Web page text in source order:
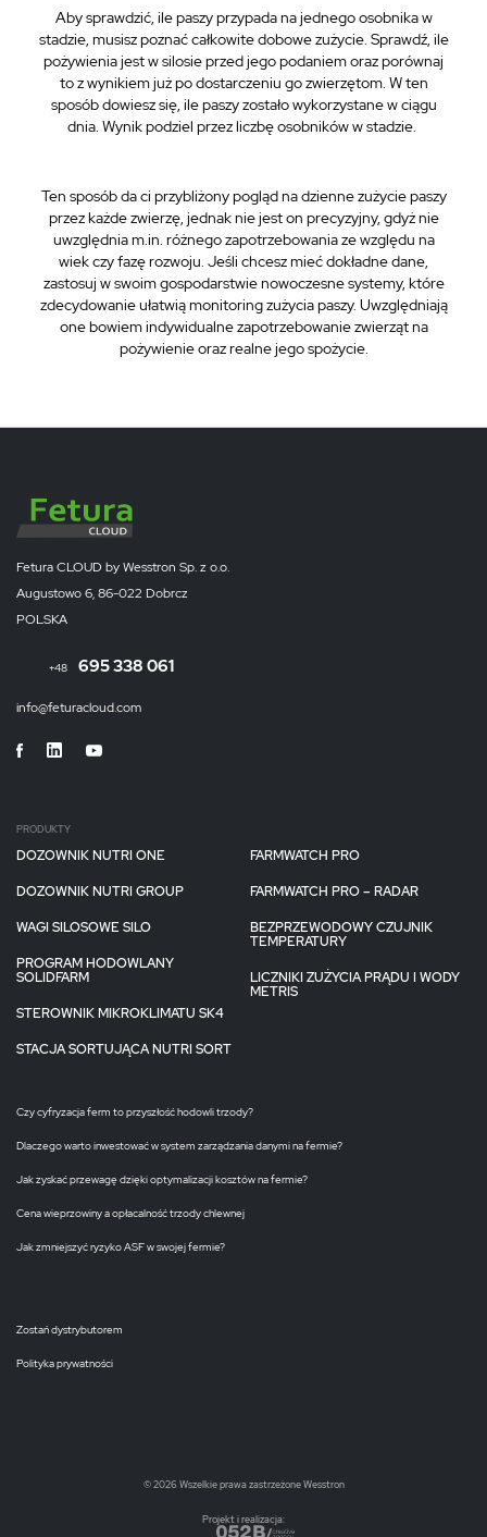
Aby sprawdzić, ile paszy przypada na jednego osobnika w
stadzie, musisz poznać całkowite dobowe zużycie. Sprawdź, ile
pożywienia jest w silosie przed jego podaniem oraz porównaj
to z wynikiem już po dostarczeniu go zwierzętom. W ten
sposób dowiesz się, ile paszy zostało wykorzystane w ciągu
dnia. Wynik podziel przez liczbę osobników w stadzie.
Ten sposób da ci przybliżony pogląd na dzienne zużycie paszy
przez każde zwierzę, jednak nie jest on precyzyjny, gdyż nie
uwzględnia m.in. różnego zapotrzebowania ze względu na
wiek czy fazę rozwoju. Jeśli chcesz mieć dokładne dane,
zastosuj w swoim gospodarstwie nowoczesne systemy, które
zdecydowanie ułatwią monitoring zużycia paszy. Uwzględniają
one bowiem indywidualne zapotrzebowanie zwierząt na
pożywienie oraz realne jego spożycie.
Fetura CLOUD by Wesstron Sp. z o.o.
Augustowo 6, 86-022 Dobrcz
POLSKA
+48 695 338 061
info@feturacloud.com
PRODUKTY
DOZOWNIK NUTRI ONE
DOZOWNIK NUTRI GROUP
WAGI SILOSOWE SILO
PROGRAM HODOWLANY
SOLIDFARM
STEROWNIK MIKROKLIMATU SK4
STACJA SORTUJĄCA NUTRI SORT
FARMWATCH PRO
FARMWATCH PRO – RADAR
BEZPRZEWODOWY CZUJNIK
TEMPERATURY
LICZNIKI ZUŻYCIA PRĄDU I WODY
METRIS
Czy cyfryzacja ferm to przyszłość hodowli trzody?
Dlaczego warto inwestować w system zarządzania danymi na fermie?
Jak zyskać przewagę dzięki optymalizacji kosztów na fermie?
Cena wieprzowiny a opłacalność trzody chlewnej
Jak zmniejszyć ryzyko ASF w swojej fermie?
Zostań dystrybutorem
Polityka prywatności
© 2026 Wszelkie prawa zastrzeżone Wesstron
Projekt i realizacja: